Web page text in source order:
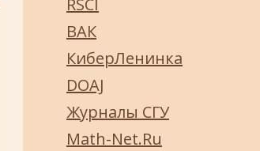
RSCI
ВАК
КиберЛенинка
DOAJ
Журналы СГУ
Math-Net.Ru